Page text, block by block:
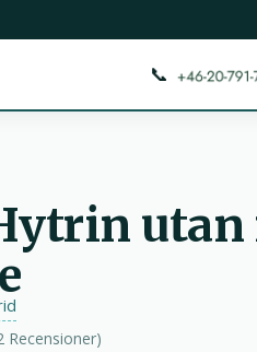
📞
utan
Recensioner)